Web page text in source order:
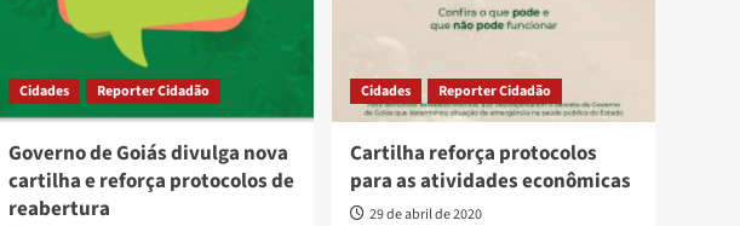
Cidades Reporter Cidadão
Governo de Goiás divulga nova
cartilha e reforça protocolos de
reabertura
Cidades Reporter Cidadão
Cartilha reforça protocolos
para as atividades econômicas
29 de abril de 2020